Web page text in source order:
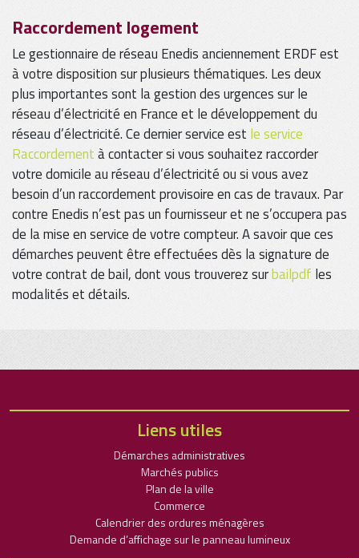
Raccordement logement
Le gestionnaire de réseau Enedis anciennement ERDF est
à votre disposition sur plusieurs thématiques. Les deux
plus importantes sont la gestion des urgences sur le
réseau d’électricité en France et le développement du
réseau d’électricité. Ce dernier service est le service
Raccordementà contacter si vous souhaitez raccorder
votre domicile au réseau d’électricité ou si vous avez
besoin d’un raccordement provisoire en cas de travaux. Par
contre Enedis n’est pas un fournisseur et ne s’occupera pas
de la mise en service de votre compteur. A savoir que ces
démarches peuvent être effectuées dès la signature de
votre contrat de bail, dont vous trouverez surbailpdf les
modalités et détails.
Liens utiles
Démarches administratives
Marchés publics
Plan de la ville
Commerce
Calendrier des ordures ménagères
Demande d’affichage sur le panneau lumineux